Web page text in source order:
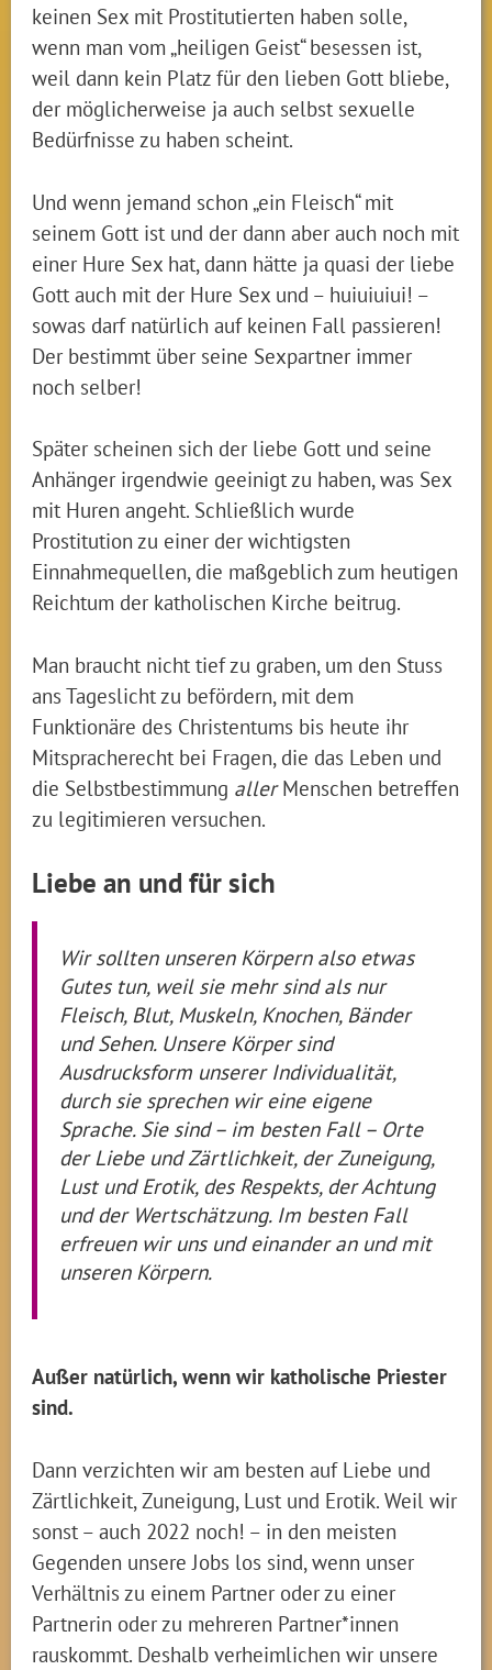
keinen Sex mit Prostitutierten haben solle,
wenn man vom „heiligen Geist“ besessen ist,
weil dann kein Platz für den lieben Gott bliebe,
der möglicherweise ja auch selbst sexuelle
Bedürfnisse zu haben scheint.
Und wenn jemand schon „ein Fleisch“ mit
seinem Gott ist und der dann aber auch noch mit
einer Hure Sex hat, dann hätte ja quasi der liebe
Gott auch mit der Hure Sex und – huiuiuiui! –
sowas darf natürlich auf keinen Fall passieren!
Der bestimmt über seine Sexpartner immer
noch selber!
Später scheinen sich der liebe Gott und seine
Anhänger irgendwie geeinigt zu haben, was Sex
mit Huren angeht. Schließlich wurde
Prostitution zu einer der wichtigsten
Einnahmequellen, die maßgeblich zum heutigen
Reichtum der katholischen Kirche beitrug.
Man braucht nicht tief zu graben, um den Stuss
ans Tageslicht zu befördern, mit dem
Funktionäre des Christentums bis heute ihr
Mitspracherecht bei Fragen, die das Leben und
die Selbstbestimmung allerMenschen betreffen
zu legitimieren versuchen.
Liebe an und für sich
Wir sollten unseren Körpern also etwas
Gutes tun, weil sie mehr sind als nur
Fleisch, Blut, Muskeln, Knochen, Bänder
und Sehen. Unsere Körper sind
Ausdrucksform unserer Individualität,
durch sie sprechen wir eine eigene
Sprache. Sie sind – im besten Fall – Orte
der Liebe und Zärtlichkeit, der Zuneigung,
Lust und Erotik, des Respekts, der Achtung
und der Wertschätzung. Im besten Fall
erfreuen wir uns und einander an und mit
unseren Körpern.
Außer natürlich, wenn wir katholische Priester
sind.
Dann verzichten wir am besten auf Liebe und
Zärtlichkeit, Zuneigung, Lust und Erotik. Weil wir
sonst – auch 2022 noch! – in den meisten
Gegenden unsere Jobs los sind, wenn unser
Verhältnis zu einem Partner oder zu einer
Partnerin oder zu mehreren Partner*innen
rauskommt. Deshalb verheimlichen wir unsere